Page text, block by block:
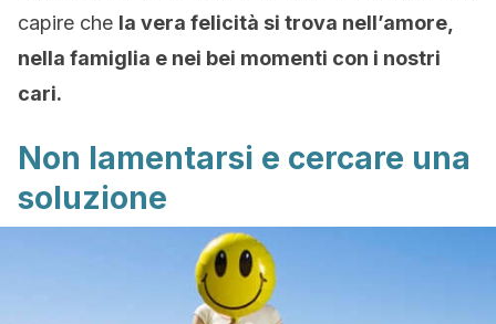
capire che la vera felicità si trova nell’amore,
nella famiglia e nei bei momenti con i nostri
cari.
Non lamentarsi e cercare una
soluzione